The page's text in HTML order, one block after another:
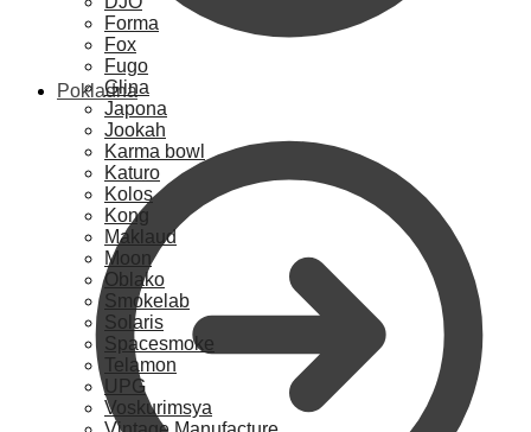
Pokladna
Forma
Fox
Fugo
Glina
Japona
Jookah
Karma bowl
Katuro
Kolos
Kong
Maklaud
Moon
Oblako
Smokelab
Solaris
Spacesmoke
Telamon
UPG
Voskurimsya